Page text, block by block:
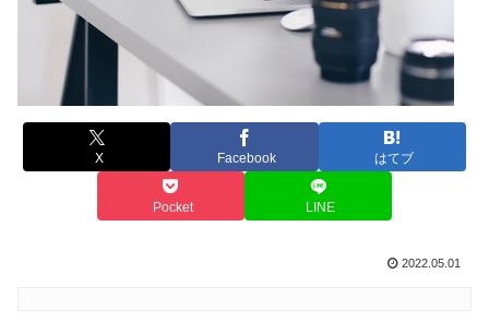
X Facebook はてブ
Pocket LINE
2022.05.01